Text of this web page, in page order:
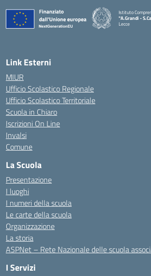
Istituto
"A.Grandi -
Lecce
Link Esterni
MIUR
Ufficio Scolastico Regionale
Ufficio Scolastico Territoriale
Scuola in Chiaro
Iscrizioni On Line
Invalsi
Comune
La Scuola
Presentazione
I luoghi
I numeri della scuola
Le carte della scuola
Organizzazione
La storia
ASPNet – Rete Nazionale delle scuola
I Servizi